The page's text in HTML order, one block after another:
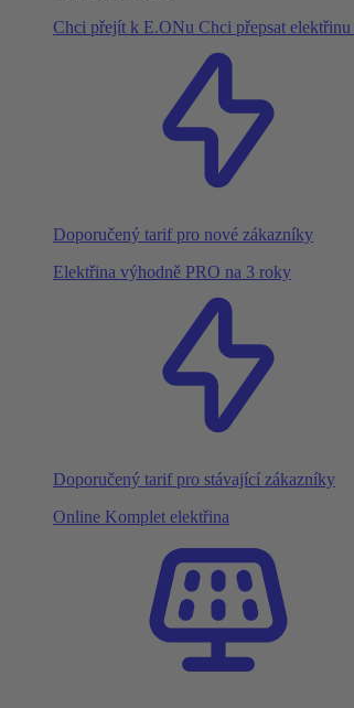
Chci přejít k E.ONu Chci přepsat elektřinu
Doporučený tarif pro nové zákazníky
Elektřina výhodně PRO na 3 roky
Doporučený tarif pro stávající zákazníky
Online Komplet elektřina